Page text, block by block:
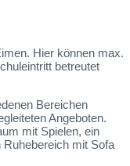
Hier können max.
betreutet
Bereichen
Angeboten.
mit Spielen, ein
Ruhebereich mit Sofa